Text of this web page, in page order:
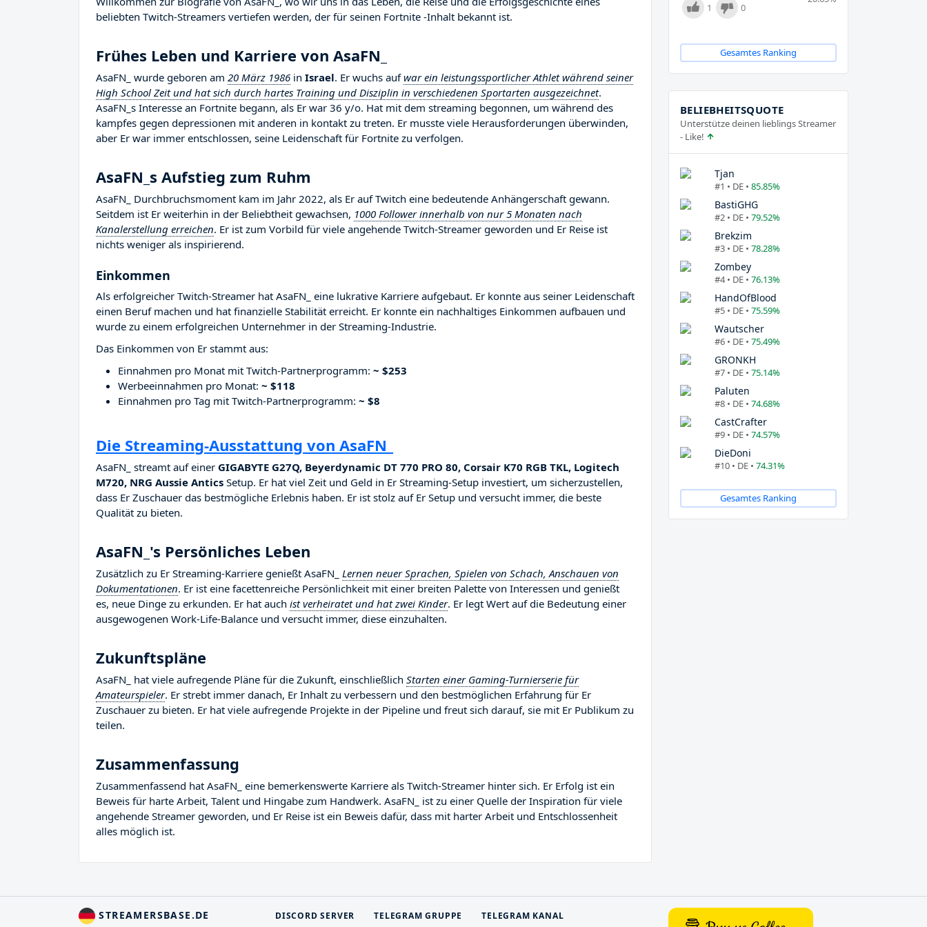
beliebten Twitch-Streamers vertiefen werden, der für seinen Fortnite -Inhalt bekannt ist.
Frühes Leben und Karriere von AsaFN_
AsaFN_ wurde geboren am 20 März 1986 in Israel. Er wuchs aufwar ein leistungssportlicher Athlet während seiner
High School Zeit und hat sich durch hartes Training und Disziplin in verschiedenen Sportarten ausgezeichnet.
AsaFN_s Interesse an Fortnite begann, als Er war 36 y/o. Hat mit dem streaming begonnen, um während des
kampfes gegen depressionen mit anderen in kontakt zu treten. Er musste viele Herausforderungen überwinden,
aber Er war immer entschlossen, seine Leidenschaft für Fortnite zu verfolgen.
AsaFN_s Aufstieg zum Ruhm
AsaFN_ Durchbruchsmoment kam im Jahr 2022, als Er auf Twitch eine bedeutende Anhängerschaft gewann.
Seitdem ist Er weiterhin in der Beliebtheit gewachsen, 1000 Follower innerhalb von nur 5 Monaten nach
Kanalerstellung erreichen. Er ist zum Vorbild für viele angehende Twitch-Streamer geworden und Er Reise ist
nichts weniger als inspirierend.
Einkommen
Als erfolgreicher Twitch-Streamer hat AsaFN_ eine lukrative Karriere aufgebaut. Er konnte aus seiner Leidenschaft
einen Beruf machen und hat finanzielle Stabilität erreicht. Er konnte ein nachhaltiges Einkommen aufbauen und
wurde zu einem erfolgreichen Unternehmer in der Streaming-Industrie.
Das Einkommen von Er stammt aus:
Einnahmen pro Monat mit Twitch-Partnerprogramm: ~ $253
Werbeeinnahmen pro Monat: ~ $118
Einnahmen pro Tag mit Twitch-Partnerprogramm: ~ $8
Die Streaming-Ausstattung von AsaFN_
AsaFN_ streamt auf einer GIGABYTE G27Q, Beyerdynamic DT 770 PRO 80, Corsair K70 RGB TKL, Logitech
M720, NRG Aussie Antics Setup. Er hat viel Zeit und Geld in Er Streaming-Setup investiert, um sicherzustellen,
dass Er Zuschauer das bestmögliche Erlebnis haben. Er ist stolz auf Er Setup und versucht immer, die beste
Qualität zu bieten.
AsaFN_'s Persönliches Leben
Zusätzlich zu Er Streaming-Karriere genießt AsaFN_ Lernen neuer Sprachen, Spielen von Schach, Anschauen von
Dokumentationen. Er ist eine facettenreiche Persönlichkeit mit einer breiten Palette von Interessen und genießt
es, neue Dinge zu erkunden. Er hat auch ist verheiratet und hat zwei Kinder. Er legt Wert auf die Bedeutung einer
ausgewogenen Work-Life-Balance und versucht immer, diese einzuhalten.
Zukunftspläne
AsaFN_ hat viele aufregende Pläne für die Zukunft, einschließlich Starten einer Gaming-Turnierserie für
Amateurspieler. Er strebt immer danach, Er Inhalt zu verbessern und den bestmöglichen Erfahrung für Er
Zuschauer zu bieten. Er hat viele aufregende Projekte in der Pipeline und freut sich darauf, sie mit Er Publikum zu
teilen.
Zusammenfassung
Zusammenfassend hat AsaFN_ eine bemerkenswerte Karriere als Twitch-Streamer hinter sich. Er Erfolg ist ein
Beweis für harte Arbeit, Talent und Hingabe zum Handwerk. AsaFN_ ist zu einer Quelle der Inspiration für viele
angehende Streamer geworden, und Er Reise ist ein Beweis dafür, dass mit harter Arbeit und Entschlossenheit
alles möglich ist.
1 0
Gesamtes Ranking
BELIEBHEITSQUOTE
Unterstütze deinen lieblings Streamer
- Like!
Tjan
#1 • DE • 85.85%
BastiGHG
#2 • DE • 79.52%
Brekzim
#3 • DE • 78.28%
Zombey
#4 • DE • 76.13%
HandOfBlood
#5 • DE • 75.59%
Wautscher
#6 • DE • 75.49%
GRONKH
#7 • DE • 75.14%
Paluten
#8 • DE • 74.68%
CastCrafter
#9 • DE • 74.57%
DieDoni
#10 • DE • 74.31%
Gesamtes Ranking
STREAMERSBASE.DE DISCORD SERVER TELEGRAM GRUPPE TELEGRAM KANAL